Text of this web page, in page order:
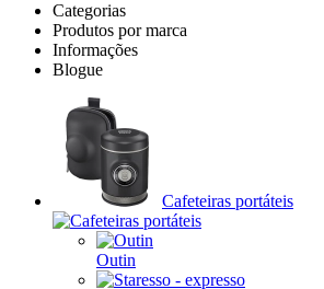
Categorias
Produtos por marca
Informações
Blogue
Cafeteiras portáteis
Outin